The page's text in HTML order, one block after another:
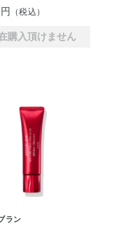
（税込）
購入頂けません
ラン